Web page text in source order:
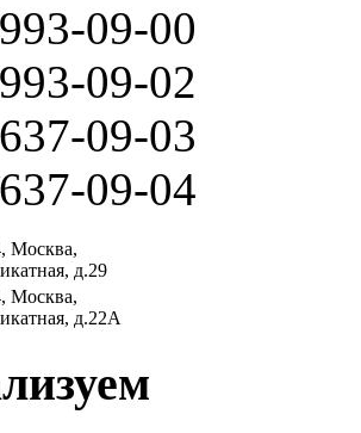
993-09-00
993-09-02
637-09-03
637-09-04
, Москва,
д.29
, Москва,
д.22А